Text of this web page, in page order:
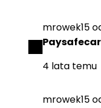
mrowek15
4 lata temu
mrowek15